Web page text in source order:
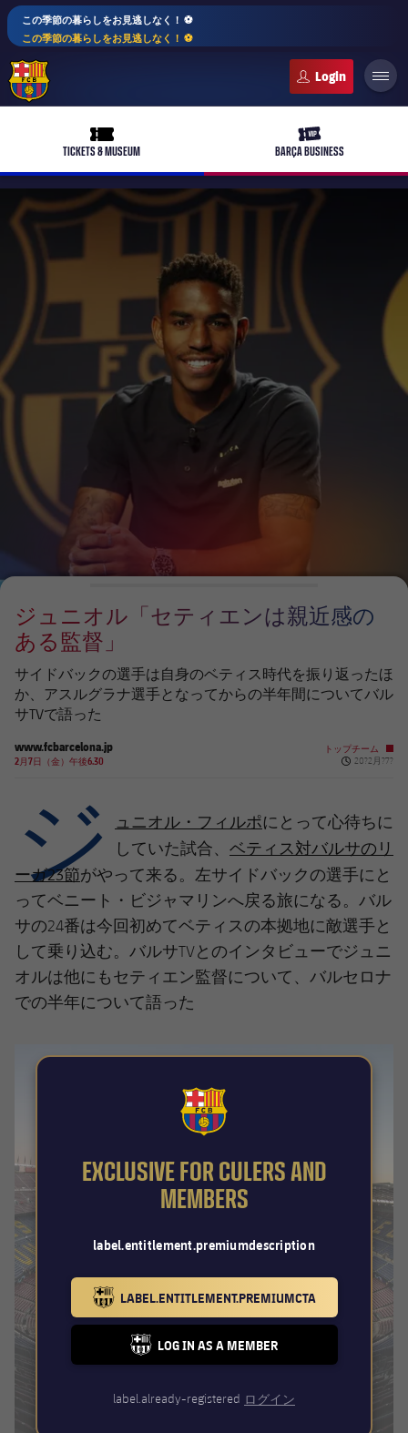
この季節の暮らしをお見逃しなく！ ⚽️
この季節の暮らしをお見逃しなく！ ⚽️
ticket-full
TICKETS & MUSEUM
ticket-vip
BARÇA BUSINESS
plusicon
label.aria.plus
バルサアカデミー
plusicon
label.aria.plus
10年毎
レジェンド
監督
プレスパス
Facilities
PLUSICON
LABEL.ARIA.PLUS
女子サッカー
plusicon
label.aria.plus
スケジュール
バルサAtlètic
plusicon
label.aria.plus
順位表
plusicon
label.aria.plus
スケジュール
チケット
結果
順位表
PLUSICON
LABEL.ARIA.PLUS
トップチーム
スケジュール
チケット
結果
順位表
PLUSICON
LABEL.ARIA.PLUS
トップチーム
plusicon
label.aria.plus
スケジュール
チケット
結果
順位表
PLUSICON
LABEL.ARIA.PLUS
スケジュール
チケット
結果
順位表
ジュニオル「セティエンは親近感の
ある監督」
サイドバックの選手は自身のベティス時代を振り返ったほ
か、アスルグラナ選手となってからの半年間についてバル
サTVで語った
www.fcbarcelona.jp
2月7日（金）午後6.30
トップチーム
Published
20?2月?7?
ジ ュニオル・フィルポにとって心待ちに
していた試合、 ベティス対バルサのリ
ーガ23節がやって来る。左サイドバックの選手にと
ってベニート・ビジャマリンへ戻る旅になる。バル
サの24番は今回初めてベティスの本拠地に敵選手と
して乗り込む。バルサTVとのインタビューでジュニ
オルは他にもセティエン監督について、バルセロナ
での半年について語った
FCB Barcelona badge
EXCLUSIVE FOR CULERS AND
MEMBERS
label.entitlement.premiumdescription
BARCELONA BADGE GOLD
LABEL.ENTITLEMENT.PREMIUMCTA
FC BARCELONA CLUB BADGE
LOG IN AS A MEMBER
label.already-registered ログイン